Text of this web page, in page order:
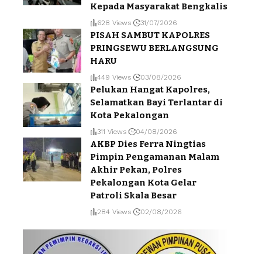
Kepada Masyarakat Bengkalis
628 Views 31/07/2026
PISAH SAMBUT KAPOLRES
PRINGSEWU BERLANGSUNG
HARU
449 Views 03/08/2026
Pelukan Hangat Kapolres,
Selamatkan Bayi Terlantar di
Kota Pekalongan
311 Views 04/08/2026
AKBP Dies Ferra Ningtias
Pimpin Pengamanan Malam
Akhir Pekan, Polres
Pekalongan Kota Gelar
Patroli Skala Besar
284 Views 02/08/2026